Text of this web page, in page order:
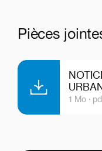
Pièces
1 Mo ·